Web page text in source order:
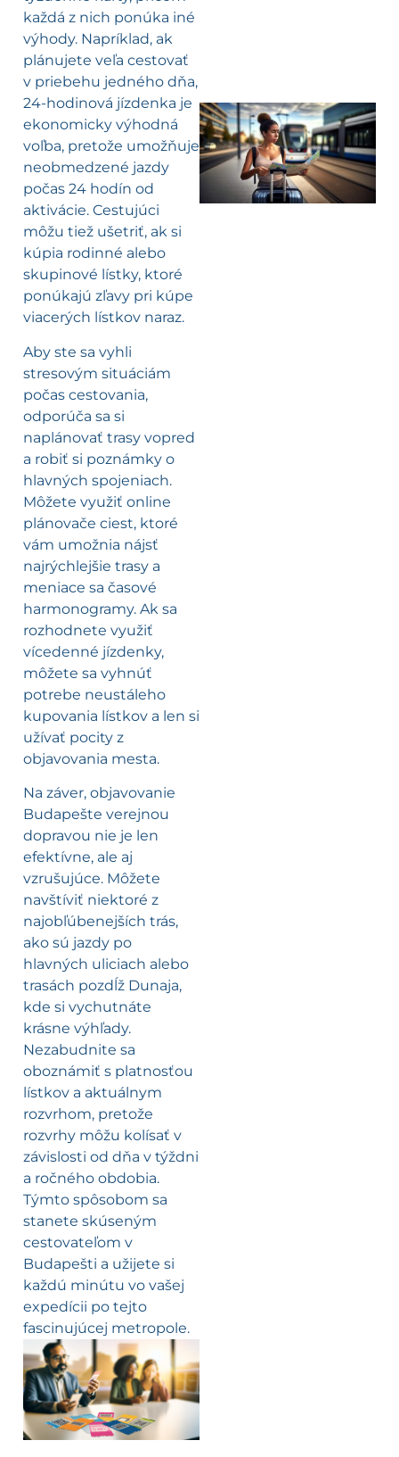
každá z nich ponúka iné
výhody. Napríklad, ak
plánujete veľa cestovať
v priebehu jedného dňa,
24-hodinová jízdenka je
ekonomicky výhodná
voľba, pretože umožňuje
neobmedzené jazdy
počas 24 hodín od
aktivácie. Cestujúci
môžu tiež ušetriť, ak si
kúpia rodinné alebo
skupinové lístky, ktoré
ponúkajú zľavy pri kúpe
viacerých lístkov naraz.
Aby ste sa vyhli
stresovým situáciám
počas cestovania,
odporúča sa si
naplánovať trasy vopred
a robiť si poznámky o
hlavných spojeniach.
Môžete využiť online
plánovače ciest, ktoré
vám umožnia nájsť
najrýchlejšie trasy a
meniace sa časové
harmonogramy. Ak sa
rozhodnete využiť
vícedenné jízdenky,
môžete sa vyhnúť
potrebe neustáleho
kupovania lístkov a len si
užívať pocity z
objavovania mesta.
Na záver, objavovanie
Budapešte verejnou
dopravou nie je len
efektívne, ale aj
vzrušujúce. Môžete
navštíviť niektoré z
najobľúbenejších trás,
ako sú jazdy po
hlavných uliciach alebo
trasách pozdĺž Dunaja,
kde si vychutnáte
krásne výhľady.
Nezabudnite sa
oboznámiť s platnosťou
lístkov a aktuálnym
rozvrhom, pretože
rozvrhy môžu kolísať v
závislosti od dňa v týždni
a ročného obdobia.
Týmto spôsobom sa
stanete skúseným
cestovateľom v
Budapešti a užijete si
každú minútu vo vašej
expedícii po tejto
fascinujúcej metropole.